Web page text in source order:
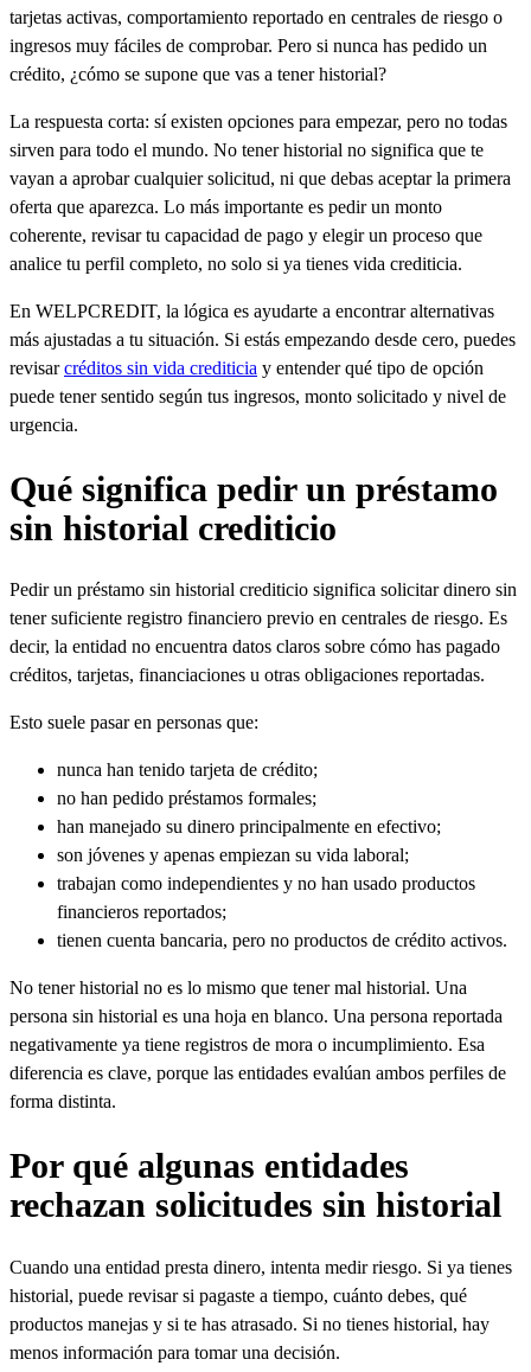
tarjetas activas, comportamiento reportado en centrales de riesgo o
ingresos muy fáciles de comprobar. Pero si nunca has pedido un
crédito, ¿cómo se supone que vas a tener historial?
La respuesta corta: sí existen opciones para empezar, pero no todas
sirven para todo el mundo. No tener historial no significa que te
vayan a aprobar cualquier solicitud, ni que debas aceptar la primera
oferta que aparezca. Lo más importante es pedir un monto
coherente, revisar tu capacidad de pago y elegir un proceso que
analice tu perfil completo, no solo si ya tienes vida crediticia.
En WELPCREDIT, la lógica es ayudarte a encontrar alternativas
más ajustadas a tu situación. Si estás empezando desde cero, puedes
revisarcréditos sin vida crediticia y entender qué tipo de opción
puede tener sentido según tus ingresos, monto solicitado y nivel de
urgencia.
Qué significa pedir un préstamo
sin historial crediticio
Pedir un préstamo sin historial crediticio significa solicitar dinero sin
tener suficiente registro financiero previo en centrales de riesgo. Es
decir, la entidad no encuentra datos claros sobre cómo has pagado
créditos, tarjetas, financiaciones u otras obligaciones reportadas.
Esto suele pasar en personas que:
nunca han tenido tarjeta de crédito;
no han pedido préstamos formales;
han manejado su dinero principalmente en efectivo;
son jóvenes y apenas empiezan su vida laboral;
trabajan como independientes y no han usado productos
financieros reportados;
tienen cuenta bancaria, pero no productos de crédito activos.
No tener historial no es lo mismo que tener mal historial. Una
persona sin historial es una hoja en blanco. Una persona reportada
negativamente ya tiene registros de mora o incumplimiento. Esa
diferencia es clave, porque las entidades evalúan ambos perfiles de
forma distinta.
Por qué algunas entidades
rechazan solicitudes sin historial
Cuando una entidad presta dinero, intenta medir riesgo. Si ya tienes
historial, puede revisar si pagaste a tiempo, cuánto debes, qué
productos manejas y si te has atrasado. Si no tienes historial, hay
menos información para tomar una decisión.